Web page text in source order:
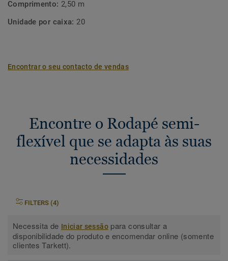
Comprimento: 2,50 m
Unidade por caixa: 20
Encontrar o seu contacto de vendas
Encontre o Rodapé semi-
flexível que se adapta às suas
necessidades
FILTERS (4)
Necessita de Iniciar sessãopara consultar a
disponibilidade do produto e encomendar online (somente
clientes Tarkett).